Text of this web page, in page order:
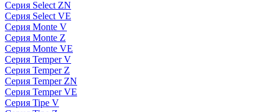
Серия Select ZN
Серия Select VE
Серия Monte V
Серия Monte Z
Серия Monte VE
Серия Temper V
Серия Temper Z
Серия Temper ZN
Серия Temper VE
Серия Tipe V